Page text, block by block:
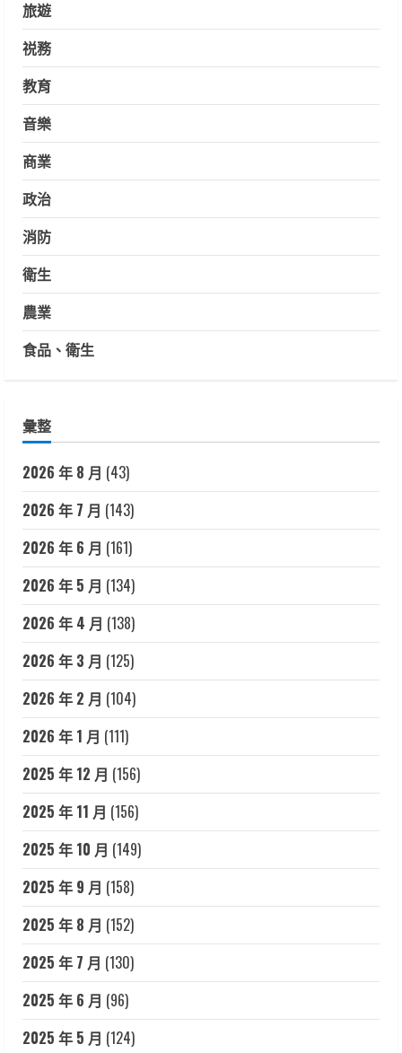
旅遊
祱務
教育
音樂
商業
政治
消防
衛生
農業
食品、衛生
彙整
2026 年 8 月 (43)
2026 年 7 月 (143)
2026 年 6 月 (161)
2026 年 5 月 (134)
2026 年 4 月 (138)
2026 年 3 月 (125)
2026 年 2 月 (104)
2026 年 1 月 (111)
2025 年 12 月 (156)
2025 年 11 月 (156)
2025 年 10 月 (149)
2025 年 9 月 (158)
2025 年 8 月 (152)
2025 年 7 月 (130)
2025 年 6 月 (96)
2025 年 5 月 (124)